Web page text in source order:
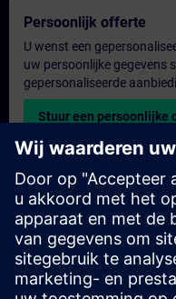
Persoonlijk offerte
U wenst een
uw persoonlijke gegevens
gepersonaliseerde
Stuur een persoonlijke
Aanvraag voor een
Heeft u een uitgebreidere
voor exclusieve training –
trainingscentrum? Bezorg
uw trainingsbehoeften en
een exclusieve training.